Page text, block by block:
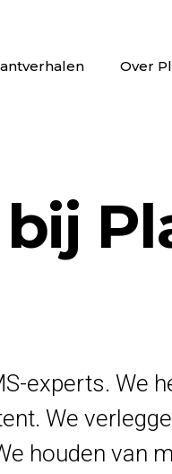
Over
experts. We
We
houden van